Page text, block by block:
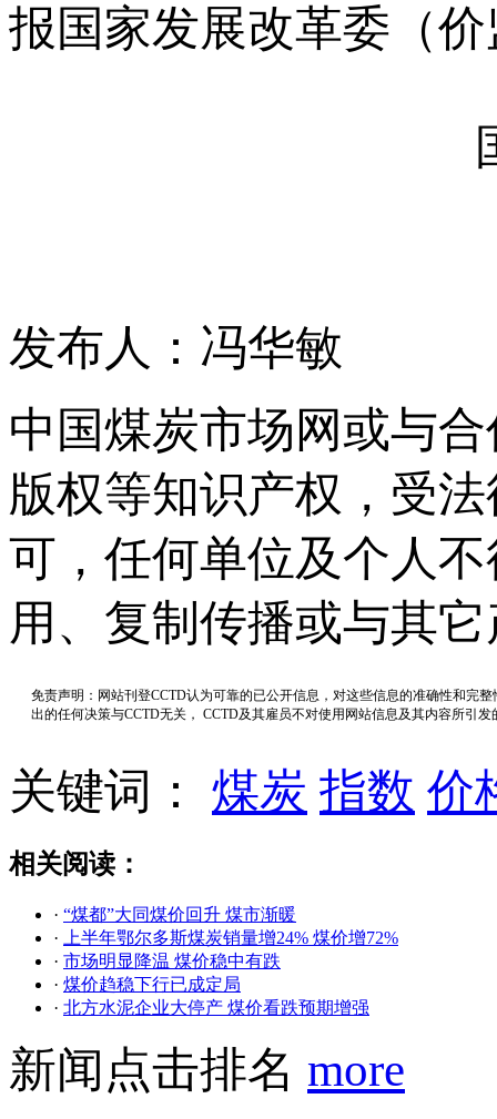
报国家发展改革委（
国
发布人：冯华敏
中国煤炭市场网或与
版权等知识产权，受
可，任何单位及个人
用、复制传播或与其
免责声明：网站刊登CCTD认为可靠的已公开信息，对这些信息的准确性和完
出的任何决策与CCTD无关， CCTD及其雇员不对使用网站信息及其内容所引
关键词： 煤炭 指数 价
相关阅读：
· “煤都”大同煤价回升 煤市渐暖
·
上半年鄂尔多斯煤炭销量增24% 煤价增72%
· 市场明显降温 煤价稳中有跌
· 煤价趋稳下行已成定局
· 北方水泥企业大停产 煤价看跌预期增强
新闻点击排名 more